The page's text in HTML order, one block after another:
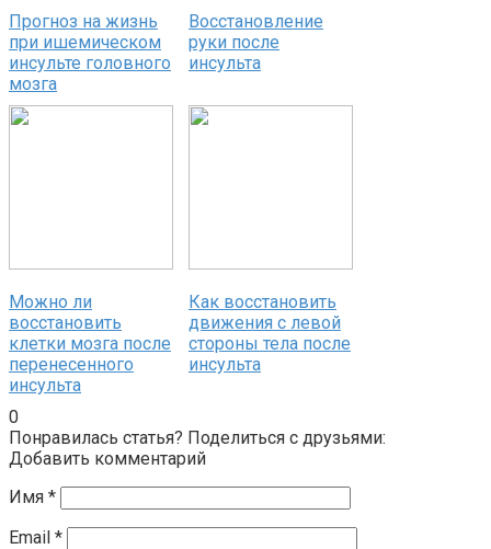
Прогноз на жизнь
при ишемическом
инсульте головного
мозга
Восстановление
руки после
инсульта
Можно ли
восстановить
клетки мозга после
перенесенного
инсульта
Как восстановить
движения с левой
стороны тела после
инсульта
0
Понравилась статья? Поделиться с друзьями:
Добавить комментарий
Имя *
Email *